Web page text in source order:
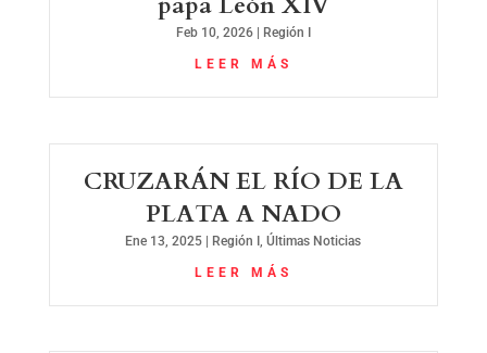
Feb 10, 2026| Región I
LEER MÁS
CRUZARÁN EL RÍO DE LA
PLATA A NADO
Ene 13, 2025 | Región I ,Últimas Noticias
LEER MÁS